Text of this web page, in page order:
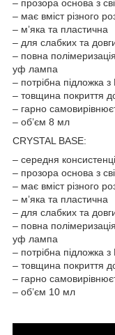
– прозора основа з
– має вміст різного
– мʼяка та пластична
– для слабких та
– повна
уф лампа
– потрібна підложка
– товщина покриття
– гарно
– обʼєм 8 мл
CRYSTAL BASE:
– середня
– прозора основа з
– має вміст різного
– мʼяка та пластична
– для слабких та
– повна
уф лампа
– потрібна підложка
– товщина покриття
– гарно
– обʼєм 10 мл